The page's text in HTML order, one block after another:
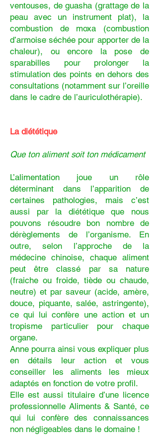
ventouses, de guasha (grattage de la
peau avec un instrument plat), la
combustion de moxa (combustion
d’armoise séchée pour apporter de la
chaleur), ou encore la pose de
sparabilles pour prolonger la
stimulation des points en dehors des
consultations (notamment sur l’oreille
dans le cadre de l’auriculothérapie).
La diététique
Que ton aliment soit ton médicament
L’alimentation joue un rôle
déterminant dans l’apparition de
certaines pathologies, mais c’est
aussi par la diététique que nous
pouvons résoudre bon nombre de
dérèglements de l’organisme. En
outre, selon l’approche de la
médecine chinoise, chaque aliment
peut être classé par sa nature
(fraiche ou froide, tiède ou chaude,
neutre) et par saveur (acide, amère,
douce, piquante, salée, astringente),
ce qui lui confère une action et un
tropisme particulier pour chaque
organe.
Anne pourra ainsi vous expliquer plus
en détails leur action et vous
conseiller les aliments les mieux
adaptés en fonction de votre profil.
Elle est aussi titulaire d’une licence
professionnelle Aliments & Santé, ce
qui lui confère des connaissances
non négligeables dans le domaine !